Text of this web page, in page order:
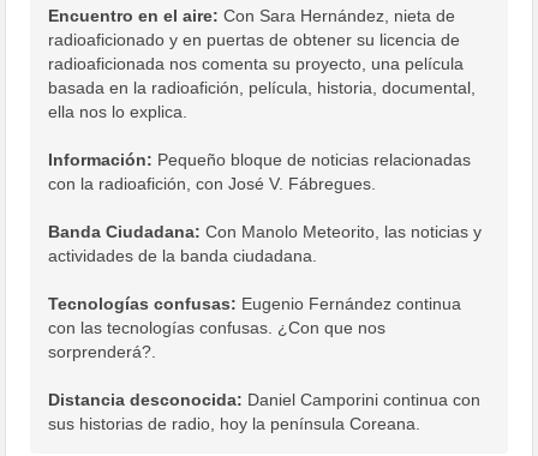
Encuentro en el aire: Con Sara Hernández, nieta de
radioaficionado y en puertas de obtener su licencia de
radioaficionada nos comenta su proyecto, una película
basada en la radioafición, película, historia, documental,
ella nos lo explica.
Información: Pequeño bloque de noticias relacionadas
con la radioafición, con José V. Fábregues.
Banda Ciudadana: Con Manolo Meteorito, las noticias y
actividades de la banda ciudadana.
Tecnologías confusas: Eugenio Fernández continua
con las tecnologías confusas. ¿Con que nos
sorprenderá?.
Distancia desconocida: Daniel Camporini continua con
sus historias de radio, hoy la península Coreana.